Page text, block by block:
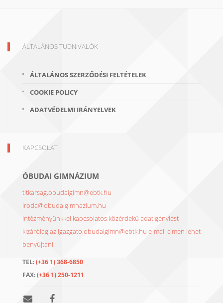
ÁLTALÁNOS TUDNIVALÓK
ÁLTALÁNOS SZERZŐDÉSI FELTÉTELEK
COOKIE POLICY
ADATVÉDELMI IRÁNYELVEK
KAPCSOLAT
ÓBUDAI GIMNÁZIUM
titkarsag.obudaigimn@ebtk.hu
iroda@obudaigimnazium.hu
Intézményünkkel kapcsolatos közérdekű adatigénylést
kizárólag az igazgato.obudaigimn@ebtk.hu e-mail címen lehet
benyújtani.
TEL:(+36 1) 368-6850
FAX:(+36 1) 250-1211